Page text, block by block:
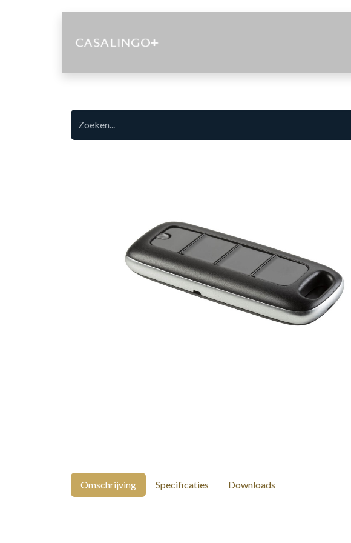
Omschrijving Specificaties Downloads